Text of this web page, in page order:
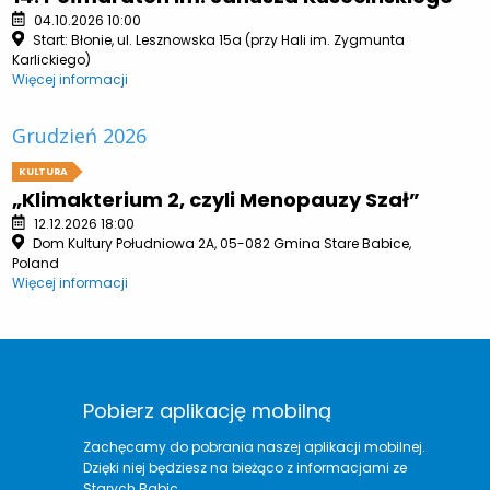
04.10.2026 10:00
Start: Błonie, ul. Lesznowska 15a (przy Hali im. Zygmunta
Karlickiego)
Więcej informacji
Grudzień 2026
KULTURA
„Klimakterium 2, czyli Menopauzy Szał”
12.12.2026 18:00
Dom Kultury Południowa 2A, 05-082 Gmina Stare Babice,
Poland
Więcej informacji
Pobierz aplikację mobilną
Zachęcamy do pobrania naszej aplikacji mobilnej.
Dzięki niej będziesz na bieżąco z informacjami ze